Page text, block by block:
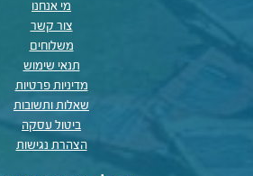
מי אנחנו
צור קשר
משלוחים
תנאי שימוש
מדיניות פרטיות
שאלות ותשובות
ביטול עסקה
הצהרת נגישות